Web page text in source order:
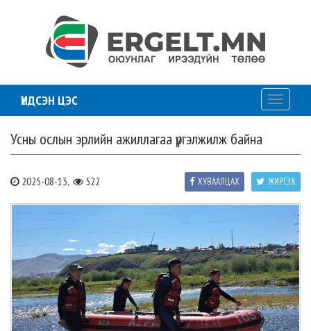
ҮНДСЭН ЦЭС
Toggle
Усны ослын эрлийн ажиллагаа үргэлжилж байна
2025-08-13, 522 ЖИРГЭХ
ХУВААЛЦАХ